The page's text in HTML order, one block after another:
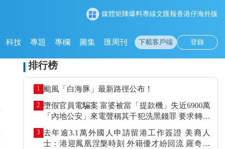
媒體矩陣爆料專線文匯報香港仔海外版
科技 專題 專欄 圖集 匯周刊 下載客戶端 登錄
排行榜
1 颱風「白海豚」最新路徑公布！
2 墮假官員電騙案 富婆被當「提款機」失近6900萬
「內地公安」來電聲稱其干犯洗黑錢罪 要求轉賬
到指定戶口作「保證金」
3 去年逾3.1萬外國人申請留港工作簽證 美裔人
士：港迎鳳凰涅槃時刻 外籍優才紛回流 羅奇抹